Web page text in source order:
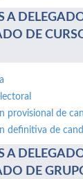
A
DE
provisional de
definitiva de
A
DE